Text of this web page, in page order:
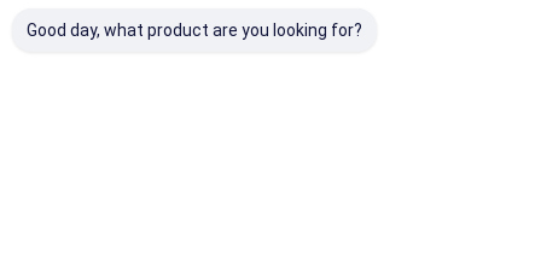
Good day, what product are you looking for?